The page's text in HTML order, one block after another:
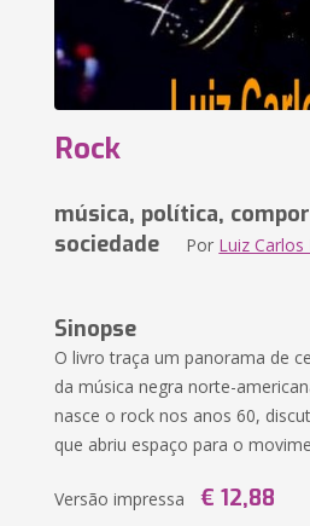
Rock
música, política,
sociedade Por Luiz Carlos
Sinopse
O livro traça um panorama de
da música negra norte-
nasce o rock nos anos 60,
que abriu espaço para o
Versão impressa € 12,88